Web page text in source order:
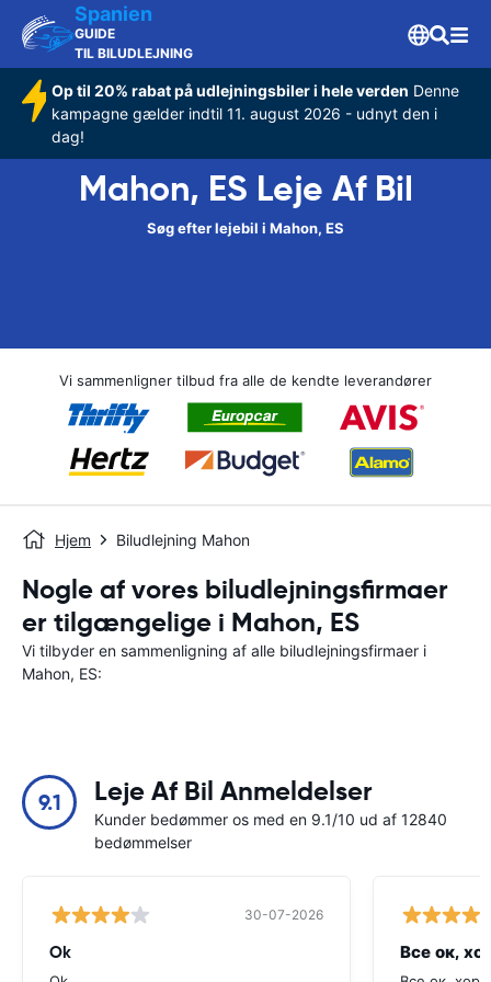
Spanien
GUIDE
TIL BILUDLEJNING
Op til 20% rabat på udlejningsbiler i hele verden Denne
kampagne gælder indtil 11. august 2026 - udnyt den i
dag!
Mahon, ES Leje Af Bil
Søg efter lejebil i Mahon, ES
Vi sammenligner tilbud fra alle de kendte leverandører
Hjem Biludlejning Mahon
Nogle af vores biludlejningsfirmaer
er tilgængelige i Mahon, ES
Vi tilbyder en sammenligning af alle biludlejningsfirmaer i
Mahon, ES:
9.1 Leje Af Bil Anmeldelser
Kunder bedømmer os med en 9.1/10 ud af 12840
bedømmelser
30-07-2026
Ok Все ок,